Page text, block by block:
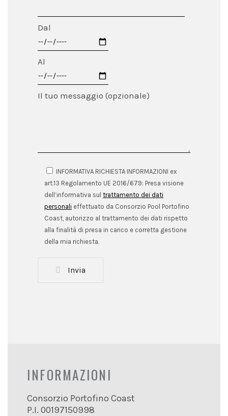
Dal
Al
Il tuo messaggio (opzionale)
INFORMATIVA RICHIESTA INFORMAZIONI ex
art.13 Regolamento UE 2016/679: Presa visione
dell’informativa sul trattamento dei dati
personali effettuato da Consorzio Pool Portofino
Coast, autorizzo al trattamento dei dati rispetto
alla finalità di presa in carico e corretta gestione
della mia richiesta.
Invia
INFORMAZIONI
Consorzio Portofino Coast
P.I. 00197150998